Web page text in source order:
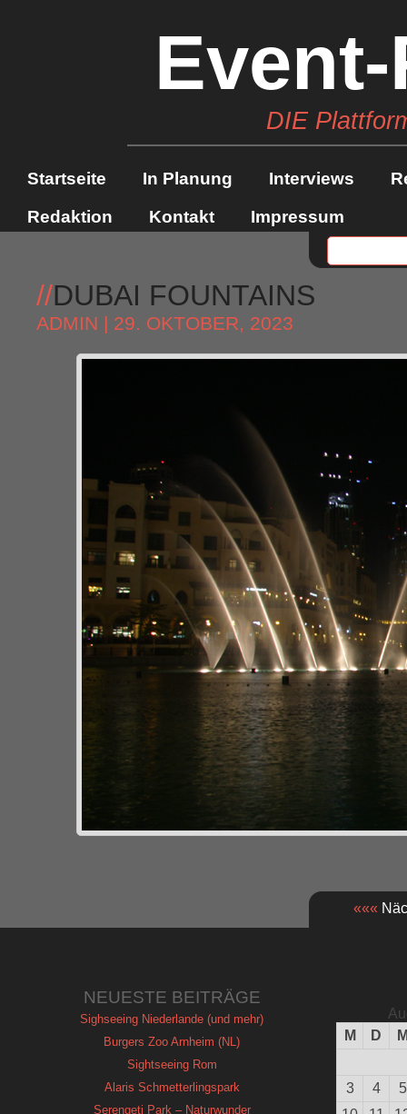
DIE
Startseite In Planung Interviews
Redaktion
Kontakt Impressum
//DUBAI FOUNTAINS
ADMIN | 29. OKTOBER, 2023
«««
NEUESTE BEITRÄGE
Sighseeing Niederlande (und mehr)
Burgers Zoo Arnheim (NL)
Sightseeing Rom
Alaris Schmetterlingspark
Serengeti Park – Naturwunder
M
D
3 4
5